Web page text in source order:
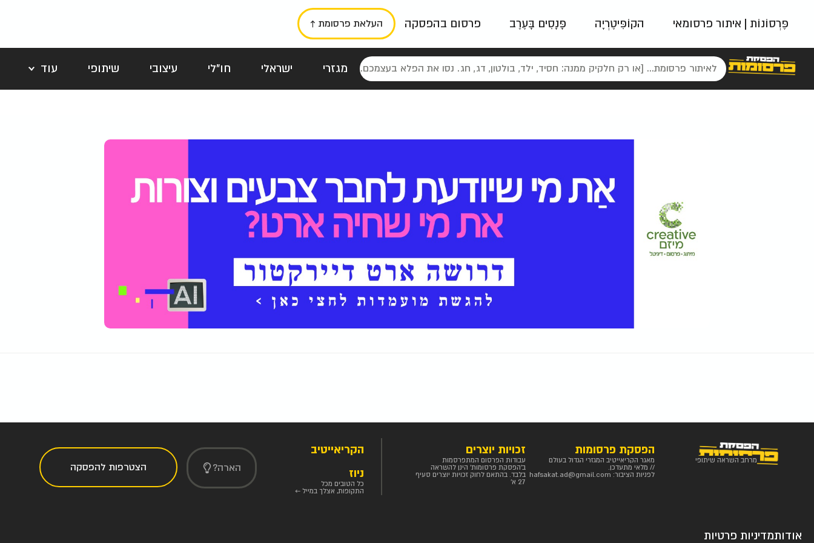
פֶּרְסוֹנוֹת | איתור פרסומאי הקוֹפִּיטֶרְיָה פָּנָסִים בָּעֶרֶב פרסום בהפסקה העלאת פרסומת ↑
מגזרי ישראלי חו"לי עיצובי שיתופי
עוד
פאשן
ניינטיז נוסטלגי כרזות טיפוגרפי
מרחב השראה שיתופי
הפסקת פרסומות
מאגר הקריאייטיב המגזרי הגדול בעולם
// מלאי מתעדכן.
לפניות הציבור: hafsakat.ad@gmail.com
זכויות יוצרים
עבודות הפרסום המתפרסמות
ב'הפסקת פרסומות' הינן להשראה
בלבד. בהתאם לחוק זכויות יוצרים סעיף
27 א'
הקריאייטיב
ניוז
כל הטובים מכל
התקופות, אצלך במייל ←
הארה? הצטרפות להפסקה
אודותמדיניות פרטיות